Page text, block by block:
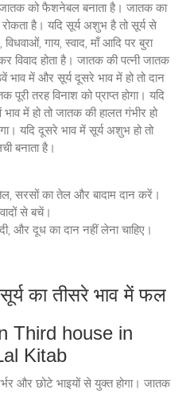
को फैशनेबल बनाता है। जातक का
है। यदि सूर्य अशुभ है तो सूर्य से
गाय, स्वाद, माँ आदि पर बुरा
विवाद होता है। जातक की पत्नी जातक
भाव में और सूर्य दूसरे भाव में हो तो दान
पूरी तरह विनाश को प्राप्त होगा। यदि
में हो तो जातक की हालत गंभीर हो
यदि दूसरे भाव में सूर्य अशुभ हो तो
बनाता है।
सरसों का तेल और बादाम दान करें।
से बचें।
और दूध का दान नहीं लेना चाहिए।
का तीसरे भाव में फल
Third house in
Kitab
और छोटे भाइयों से युक्त होगा। जातक